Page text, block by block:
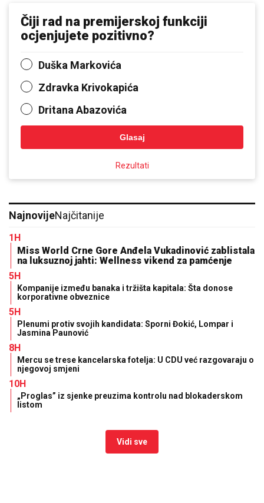
Čiji rad na premijerskoj funkciji
ocjenjujete pozitivno?
Duška Markovića
Zdravka Krivokapića
Dritana Abazovića
Glasaj
Rezultati
NajnovijeNajčitanije
1H
Miss World Crne Gore Anđela Vukadinović zablistala
na luksuznoj jahti: Wellness vikend za pamćenje
5H
Kompanije između banaka i tržišta kapitala: Šta donose
korporativne obveznice
5H
Plenumi protiv svojih kandidata: Sporni Đokić, Lompar i
Jasmina Paunović
8H
Mercu se trese kancelarska fotelja: U CDU već razgovaraju o
njegovoj smjeni
10H
„Proglas” iz sjenke preuzima kontrolu nad blokaderskom
listom
Vidi sve